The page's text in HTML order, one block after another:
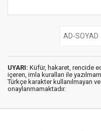
UYARI: Küfür, hakaret, rencide
içeren, imla kuralları ile
Türkçe karakter kullanılmayan
onaylanmamaktadır.